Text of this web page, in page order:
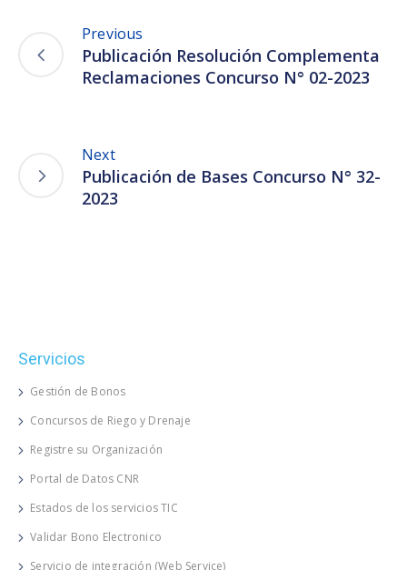
Previous
Publicación Resolución Complementa
Reclamaciones Concurso N° 02-2023
Next
Publicación de Bases Concurso N° 32-
2023
Servicios
Gestión de Bonos
Concursos de Riego y Drenaje
Registre su Organización
Portal de Datos CNR
Estados de los servicios TIC
Validar Bono Electronico
Servicio de integración (Web Service)